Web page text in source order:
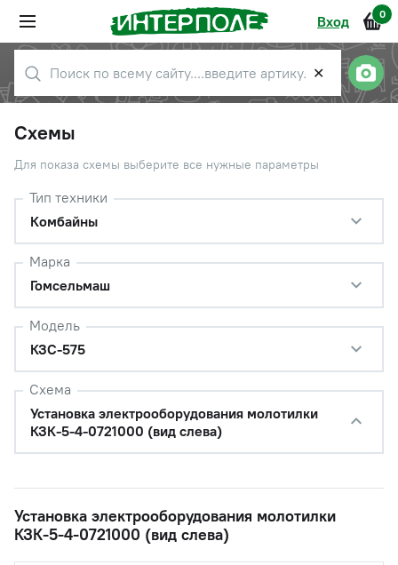
Вход 0
✕
Схемы
Для показа схемы выберите все нужные параметры
Тип техники
Комбайны
Марка
Гомсельмаш
Модель
КЗС-575
Схема
Установка электрооборудования молотилки
КЗК-5-4-0721000 (вид слева)
Установка электрооборудования молотилки
КЗК-5-4-0721000 (вид слева)